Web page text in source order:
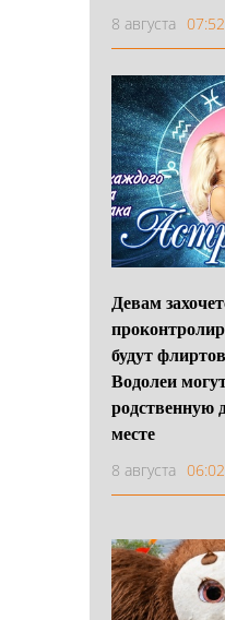
8 августа 07:52
Девам
будут
Водолеи
родственную
месте
8 августа 06:02